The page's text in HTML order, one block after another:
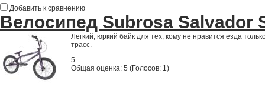
Добавить к сравнению
Велосипед Subrosa Salvador
Легкий, юркий байк для тех, кому не нравится езда
трасс.
5
Общая оценка: 5 (Голосов: 1)